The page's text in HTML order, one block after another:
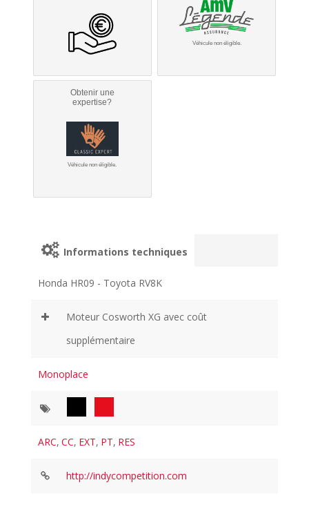
Véhicule non éligible.
Obtenir une
expertise?
Véhicule non éligible.
Informations techniques
Honda HR09 - Toyota RV8K
Moteur Cosworth XG avec coût
supplémentaire
Monoplace
ARC, CC, EXT, PT, RES
http://indycompetition.com